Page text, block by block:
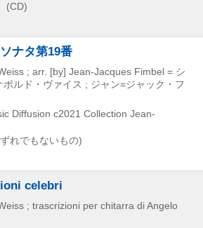
(CD)
ナタ第19番
; arr. [by] Jean-Jacques Fimbel = シ
ポルド・ヴァイス ; ジャン=ジャック・フ
Diffusion c2021 Collection Jean-
れでもないもの)
celebri
; trascrizioni per chitarra di Angelo